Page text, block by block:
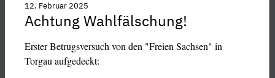
12. Februar 2025
Achtung Wahlfälschung!
Erster Betrugsversuch von den "Freien Sachsen" in
Torgau aufgedeckt: